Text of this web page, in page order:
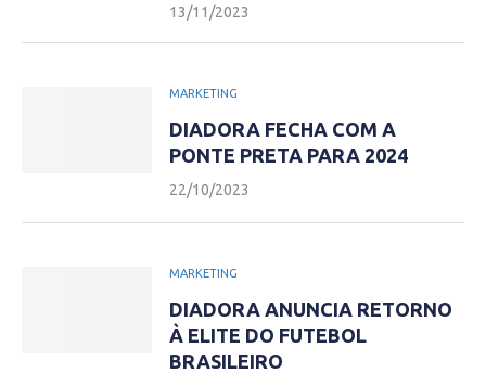
13/11/2023
MARKETING
DIADORA FECHA COM A
PONTE PRETA PARA 2024
22/10/2023
MARKETING
DIADORA ANUNCIA RETORNO
À ELITE DO FUTEBOL
BRASILEIRO